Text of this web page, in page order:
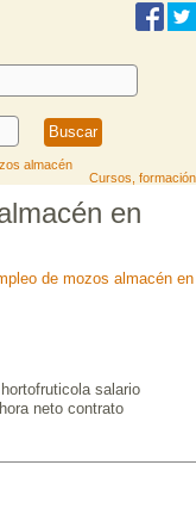
almacén
Cursos, formación
en
de mozos almacén en
salario
neto contrato